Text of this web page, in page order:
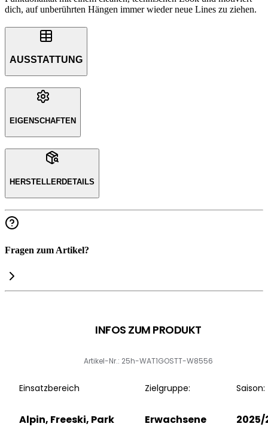
dich, auf unberührten Hängen immer wieder neue Lines zu ziehen.
AUSSTATTUNG
EIGENSCHAFTEN
HERSTELLERDETAILS
Fragen zum Artikel?
INFOS ZUM PRODUKT
Artikel-Nr.: 25h-WAT1GOSTT-W8556
Einsatzbereich
Alpin, Freeski, Park
Zielgruppe:
Erwachsene
Saison:
2025/